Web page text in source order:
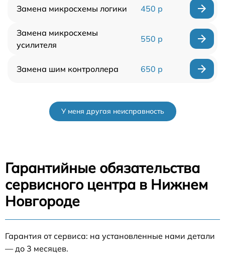
Замена микросхемы логики 450 р
Замена микросхемы
усилителя
550 р
Замена шим контроллера 650 р
У меня другая неисправность
Гарантийные обязательства
сервисного центра в Нижнем
Новгороде
Гарантия от сервиса: на установленные нами детали
— до 3 месяцев.